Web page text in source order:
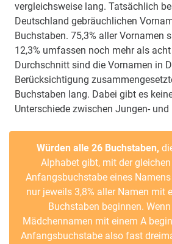
vergleichsweise lang. Tatsächlich
Deutschland gebräuchlichen
Buchstaben. 75,3% aller Vornamen
12,3% umfassen noch mehr als
Durchschnitt sind die Vornamen in
Berücksichtigung
Buchstaben lang. Dabei gibt es
Unterschiede zwischen Jungen-
Würden alle 26 Buchstaben,
Alphabet gibt, mit der
Anfangsbuchstabe eines
nur jeweils 3,8% aller Namen mit
Buchstaben beginnen.
Mädchennamen mit einem A
Anfangsbuchstabe also fast